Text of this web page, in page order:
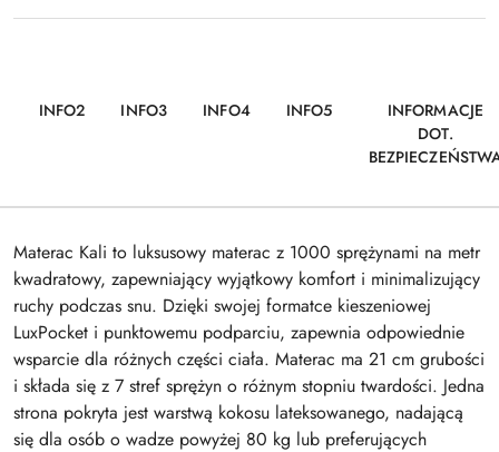
INFO2 INFO3 INFO4 INFO5
INFORMACJE
DOT.
Materac Kali to luksusowy materac z 1000 sprężynami na metr
kwadratowy, zapewniający wyjątkowy komfort i minimalizujący
ruchy podczas snu. Dzięki swojej formatce kieszeniowej
LuxPocket i punktowemu podparciu, zapewnia odpowiednie
wsparcie dla różnych części ciała. Materac ma 21 cm grubości
i składa się z 7 stref sprężyn o różnym stopniu twardości. Jedna
strona pokryta jest warstwą kokosu lateksowanego, nadającą
się dla osób o wadze powyżej 80 kg lub preferujących